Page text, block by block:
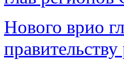
Нового врио